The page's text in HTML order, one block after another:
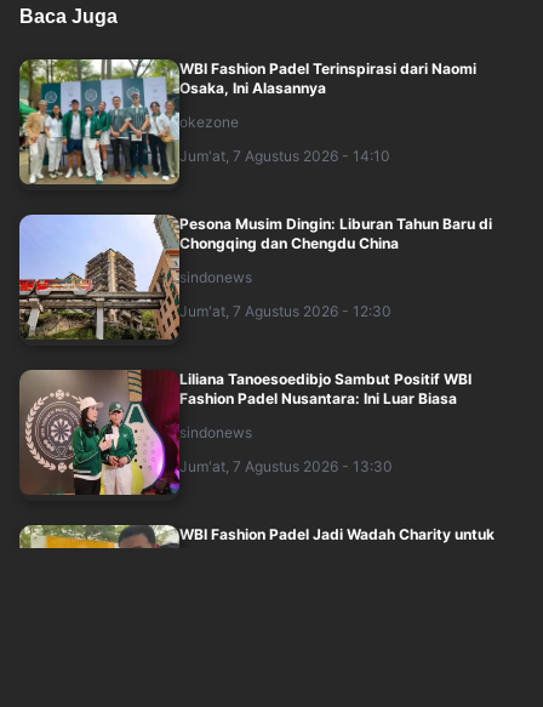
Baca Juga
WBI Fashion Padel Terinspirasi dari Naomi
Osaka, Ini Alasannya
okezone
Jum'at, 7 Agustus 2026 - 14:10
Pesona Musim Dingin: Liburan Tahun Baru di
Chongqing dan Chengdu China
sindonews
Jum'at, 7 Agustus 2026 - 12:30
Liliana Tanoesoedibjo Sambut Positif WBI
Fashion Padel Nusantara: Ini Luar Biasa
sindonews
Jum'at, 7 Agustus 2026 - 13:30
WBI Fashion Padel Jadi Wadah Charity untuk